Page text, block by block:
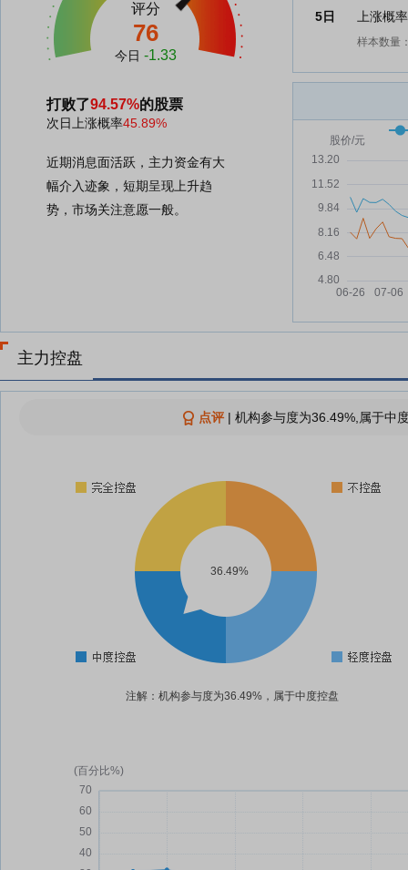
评分
76
今日 -1.33
打败了94.57%的股票
次日上涨概率45.89%
近期消息面活跃，主力资金有大
幅介入迹象，短期呈现上升趋
势，市场关注意愿一般。
5日 上涨概
样本数量
主力控盘
点评| 机构参与度为36.49%,属于中
36.49%
注解：机构参与度为36.49%，属于中度控盘